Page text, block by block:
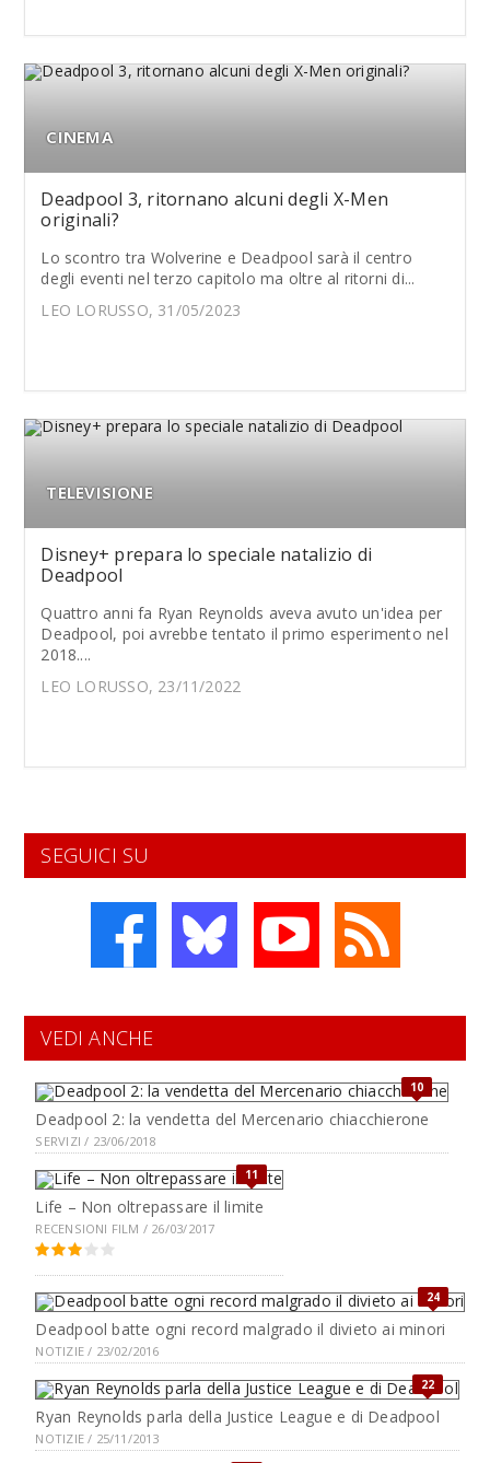
CINEMA
Deadpool 3, ritornano alcuni degli X-Men
originali?
Lo scontro tra Wolverine e Deadpool sarà il centro
degli eventi nel terzo capitolo ma oltre al ritorni di...
LEO LORUSSO, 31/05/2023
TELEVISIONE
Disney+ prepara lo speciale natalizio di
Deadpool
Quattro anni fa Ryan Reynolds aveva avuto un'idea per
Deadpool, poi avrebbe tentato il primo esperimento nel
2018....
LEO LORUSSO, 23/11/2022
SEGUICI SU
VEDI ANCHE
10
Deadpool 2: la vendetta del Mercenario chiacchierone
SERVIZI / 23/06/2018
11
Life – Non oltrepassare il limite
RECENSIONI FILM / 26/03/2017
24
Deadpool batte ogni record malgrado il divieto ai minori
NOTIZIE / 23/02/2016
22
Ryan Reynolds parla della Justice League e di Deadpool
NOTIZIE / 25/11/2013